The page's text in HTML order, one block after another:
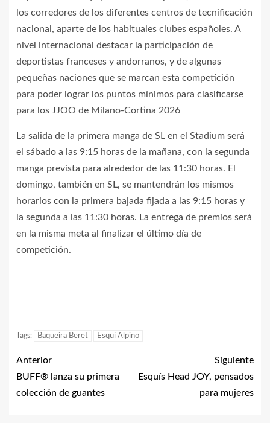
los corredores de los diferentes centros de tecnificación
nacional, aparte de los habituales clubes españoles. A
nivel internacional destacar la participación de
deportistas franceses y andorranos, y de algunas
pequeñas naciones que se marcan esta competición
para poder lograr los puntos mínimos para clasificarse
para los JJOO de Milano-Cortina 2026
La salida de la primera manga de SL en el Stadium será
el sábado a las 9:15 horas de la mañana, con la segunda
manga prevista para alrededor de las 11:30 horas. El
domingo, también en SL, se mantendrán los mismos
horarios con la primera bajada fijada a las 9:15 horas y
la segunda a las 11:30 horas. La entrega de premios será
en la misma meta al finalizar el último día de
competición.
Tags: Baqueira Beret Esquí Alpino
Anterior
BUFF® lanza su primera
colección de guantes
Siguiente
Esquís Head JOY, pensados
para mujeres